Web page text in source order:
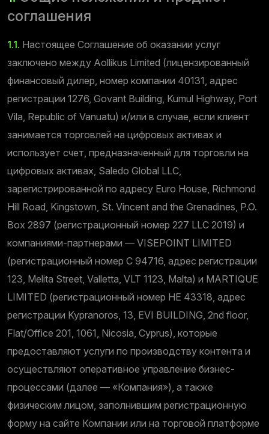
соглашения
1.1. Настоящее Соглашение об оказании услуг
заключено между Aollikus Limited (лицензированный
финансовый дилер, номер компании 40131, адрес
регистрации 1276, Govant Building, Kumul Highway, Port
Vila, Republic of Vanuatu) и/или в случае, если клиент
занимается торговлей на цифровых активах и
использует счет, предназначенный для торговли на
цифровых активах, Saledo Global LLC,
зарегистрированной по адресу Euro House, Richmond
Hill Road, Kingstown, St. Vincent and the Grenadines, P.O.
Box 2897 (регистрационный номер 227 LLC 2019) и
компаниями-партнерами — VISEPOINT LIMITED
(регистрационный номер C 94716, адрес регистрации
123, Melita Street, Valletta, VLT 1123, Malta) и MARTIQUE
LIMITED (регистрационный номер HE 43318, адрес
регистрации Kypranoros, 13, EVI BUILDING, 2nd floor,
Flat/Office 201, 1061, Nicosia, Cyprus), которые
предоставляют услуги по производству контента и
осуществляют оперативное управление бизнес-
процессами (далее — «Компания»), а также
физическим лицом, заполнившим регистрационную
форму на сайте Компании или на торговой платформе